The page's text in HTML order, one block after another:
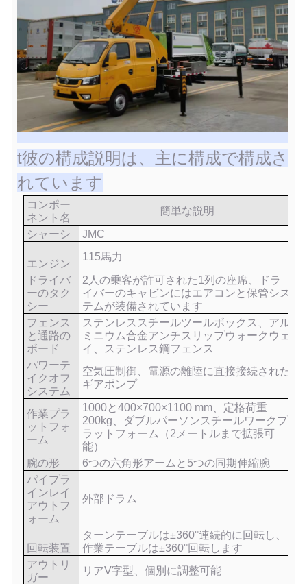
t彼の構成説明は、主に構成で構成さ
れています
コンポー
ネント名
簡単な説明
シャーシ
JMC
エンジン
115馬力
ドライバ
ーのタク
シー
2人の乗客が許可された1列の座席、ドラ
イバーのキャビンにはエアコンと保管シス
テムが装備されています
フェンス
と通路の
ボード
ステンレススチールツールボックス、アル
ミニウム合金アンチスリップウォークウェ
イ、ステンレス鋼フェンス
パワーテ
イクオフ
システム
空気圧制御、電源の離陸に直接接続された
ギアポンプ
作業プラ
ットフォ
ーム
1000と400×700×1100 mm、定格荷重
200kg、ダブルパーソンスチールワークプ
ラットフォーム（2メートルまで拡張可
能）
腕の形
6つの六角形アームと5つの同期伸縮腕
パイプラ
インレイ
アウトフ
ォーム
外部ドラム
回転装置
ターンテーブルは±360°連続的に回転し、
作業テーブルは±360°回転します
アウトリ
ガー
リアV字型、個別に調整可能